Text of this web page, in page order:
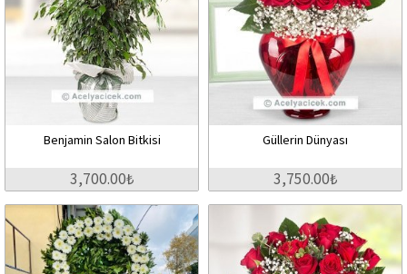
Benjamin Salon Bitkisi
3,700.00₺
Güllerin Dünyası
3,750.00₺